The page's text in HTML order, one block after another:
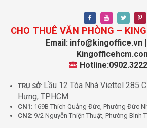
Tòa nhà TSA Building Quận 1 không
đắc địa và thiết kế hiện đại mà còn
tiện ích văn phòng đa dạng, đáp
Building, doanh nghiệp sẽ được trải
làm việc tiện nghi và hiện đại cùng
chuyên nghiệp.
CHO THUÊ VĂN PHÒNG –
Email: info@kingoffice.vn
TRỤ SỞ: Lầu 12 Tòa Nhà Viettel 285
Hưng, TPHCM.
CN1 : 169B Thích Quảng Đức, Phường Đức
CN2: 9/2 Nguyễn Thiện Thuật, Phường Bình